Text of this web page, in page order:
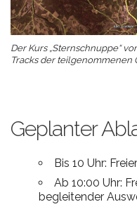
Der Kurs „Sternschnuppe“
Tracks der teilgenommenen
Geplanter
Bis 10 Uhr:
Ab 10:00 Uhr:
begleitender